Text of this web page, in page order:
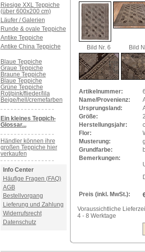
Riesige XXL Teppiche
(über 600x200 cm)
Läufer / Galerien
Runde & ovale Teppiche
Antike Teppiche
Antike China Teppiche
Blaue Teppiche
Graue Teppiche
Braune Teppiche
Blaue Teppiche
Grüne Teppiche
Rot/pink/flieder/lila
Beige/hell/cremefarben
Ein kleines Teppich-
Glossar...
Händler können ihre
großen Teppiche hier
verkaufen
Info Center
Häufige Fragen (FAQ)
AGB
Bestellvorgang
Lieferung und Zahlung
Widerrufsrecht
Datenschutz
Bild Nr. 6 Bild
Artikelnummer:
Name/Provenienz:
Ursprungsland:
Größe:
Herstellungsjahr:
Flor:
Musterung:
Grundfarbe:
Bemerkungen:
Preis (inkl. MwSt.):
Voraussichtliche
4 - 8 Werktage